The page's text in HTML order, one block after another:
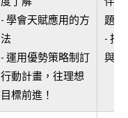
- 學會天賦應用的方
法
- 運用優勢策略制訂
行動計畫，往理想
目標前進！
題，
- 找
與行